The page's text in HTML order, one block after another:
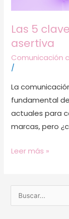
Las 5
asertiva
Comunicación
/
La
fundamental
actuales para
marcas, pero
Leer más »